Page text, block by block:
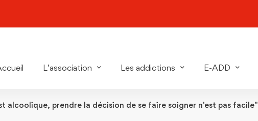
L’association Les addictions E-ADD
alcoolique, prendre la décision de se faire soigner n'est pas facile"